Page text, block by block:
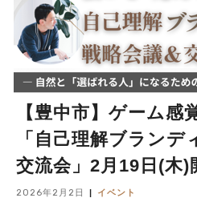
【豊中市】ゲーム感
「自己理解ブランデ
交流会」2月19日(木)
2026年2月2日 イベント